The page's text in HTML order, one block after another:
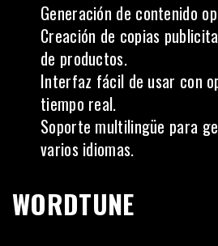
Generación de contenido
Creación de copias
de productos.
Interfaz fácil de usar con
tiempo real.
Soporte multilingüe para
varios idiomas.
WORDTUNE